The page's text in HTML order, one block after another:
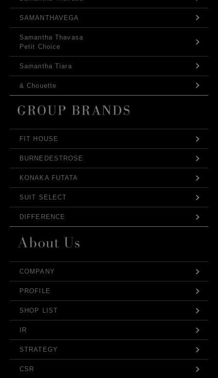
SAMANTHAVEGA
Samantha Thavasa
Petit Choice
Samantha Tiara
& Chouette
FIT HOUSE
BURNEDESTROSE
KONAKA FUTATA
SUIT SELECT
DIFFERENCE
COMPANY
PROFILE
SHOP LIST
IR
STRATEGY
CSR